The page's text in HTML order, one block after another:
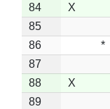
84
X
85
86
*
87
88
X
89